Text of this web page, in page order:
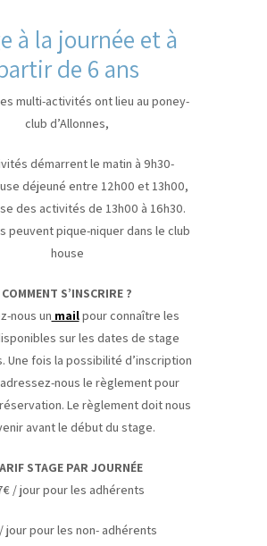
à la journée et à
de 6 ans
multi-activités ont lieu au poney-
club d’Allonnes,
démarrent le matin à 9h30-
déjeuné entre 12h00 et 13h00,
des activités de 13h00 à 16h30.
peuvent pique-niquer dans le club
house
COMMENT S’INSCRIRE ?
nous un mailpour connaître les
sur les dates de stage
Une fois la possibilité d’inscription
nous le règlement pour
Le règlement doit nous
avant le début du stage.
STAGE PAR JOURNÉE
/ jour pour les adhérents
jour pour les non- adhérents